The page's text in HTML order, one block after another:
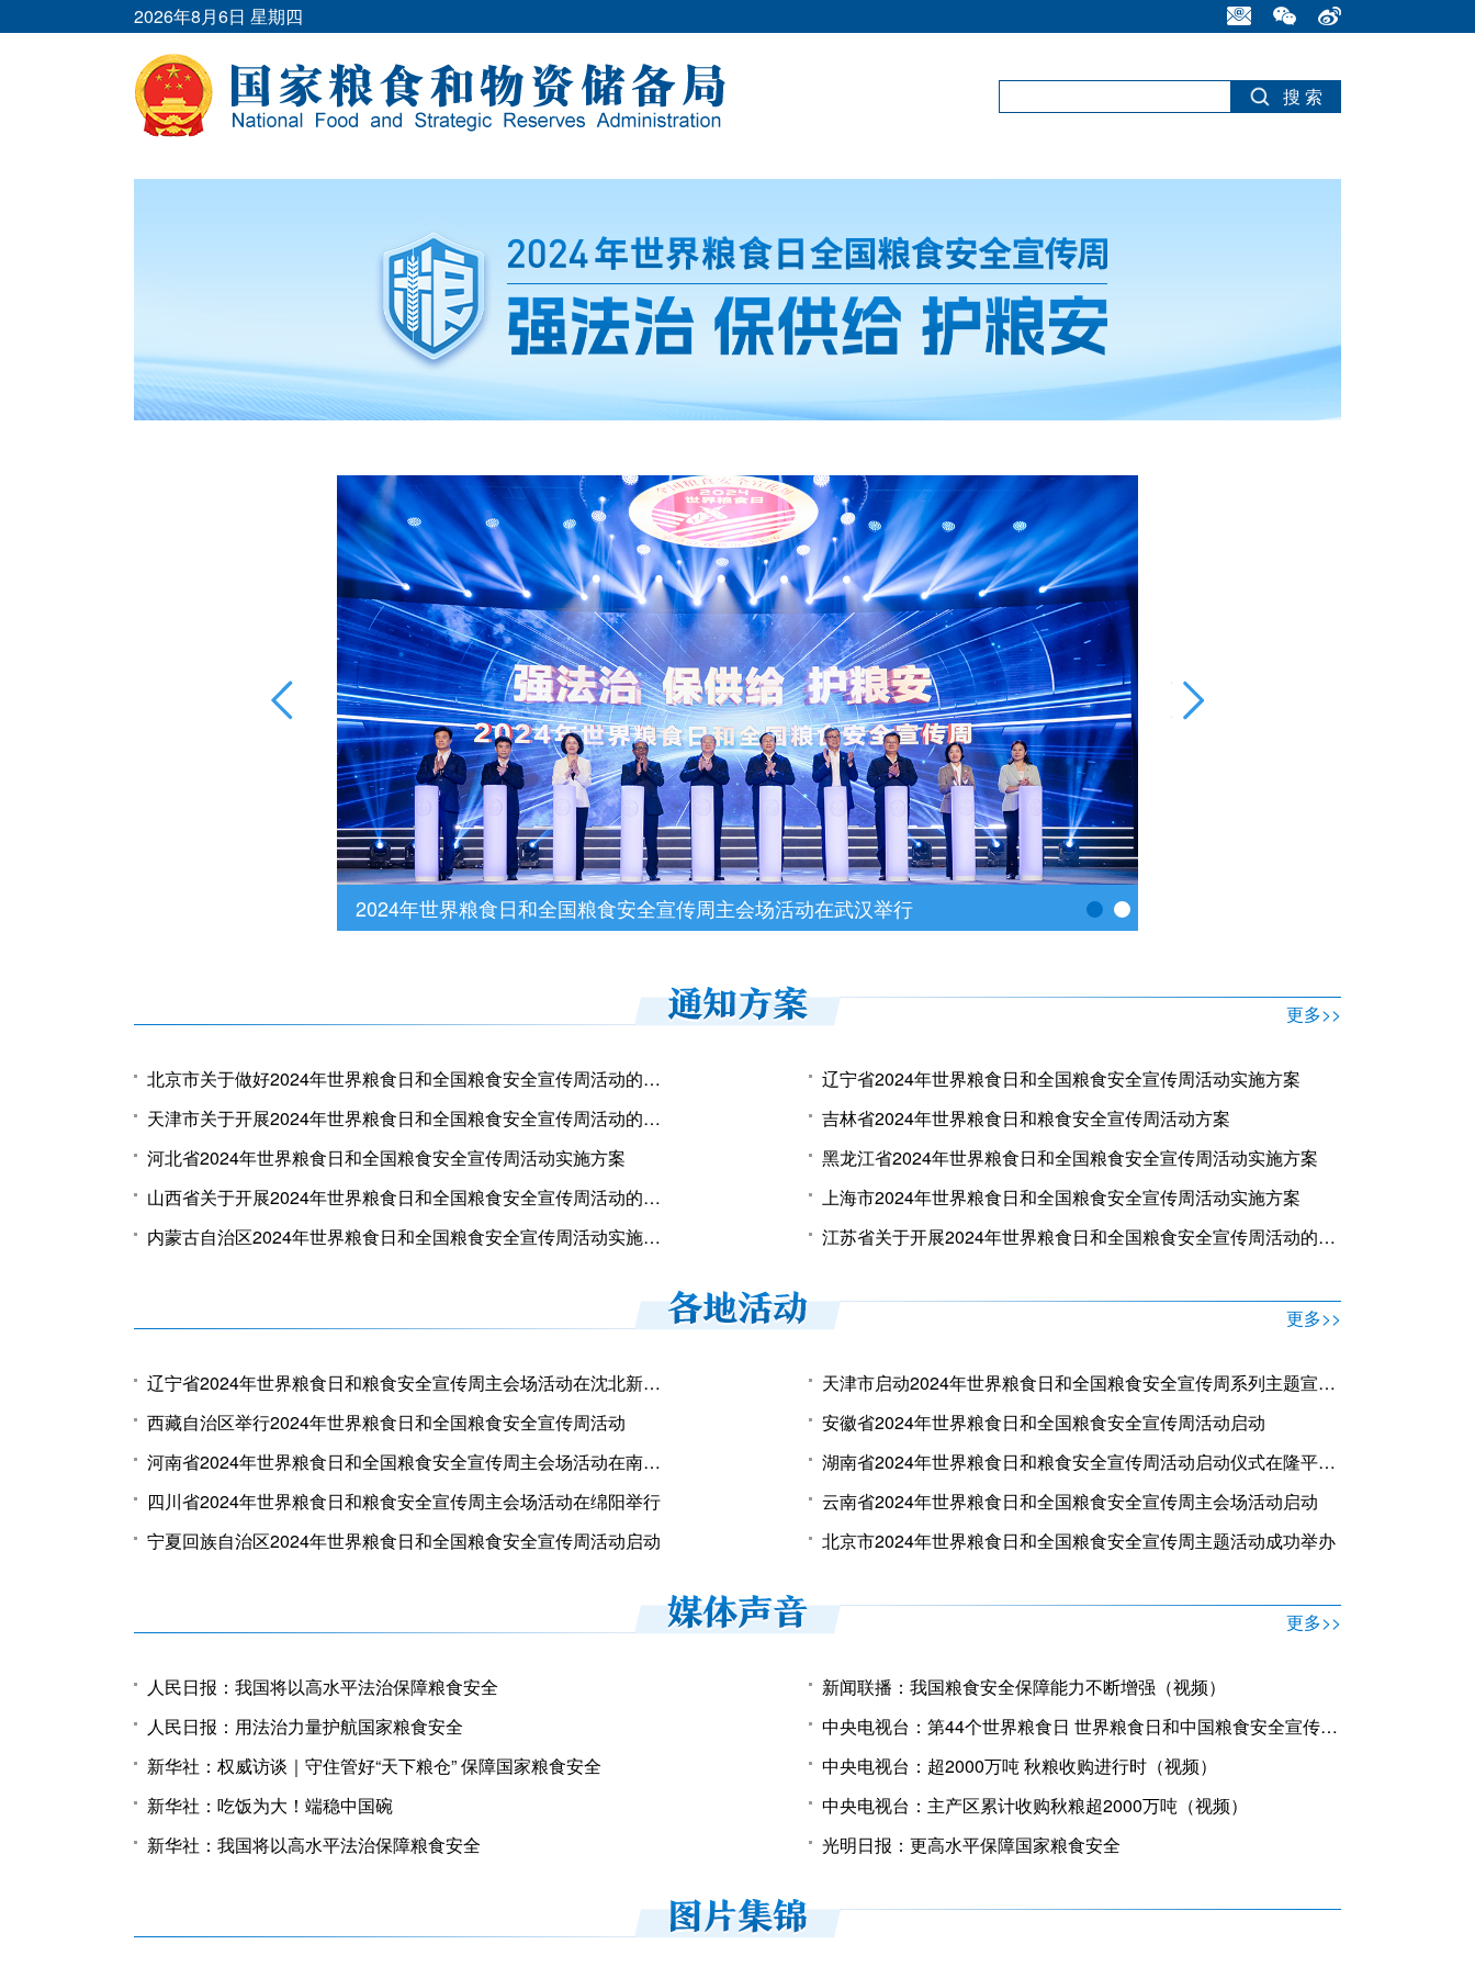
2026年8月6日 星期四
2024年世界粮食日和全国粮食安全宣传周主会场活动在武汉举行
更多>>
北京市关于做好2024年世界粮食日和全国粮食安全宣传周活动的通知
天津市关于开展2024年世界粮食日和全国粮食安全宣传周活动的通知
河北省2024年世界粮食日和全国粮食安全宣传周活动实施方案
山西省关于开展2024年世界粮食日和全国粮食安全宣传周活动的通知
内蒙古自治区2024年世界粮食日和全国粮食安全宣传周活动实施方案
辽宁省2024年世界粮食日和全国粮食安全宣传周活动实施方案
吉林省2024年世界粮食日和粮食安全宣传周活动方案
黑龙江省2024年世界粮食日和全国粮食安全宣传周活动实施方案
上海市2024年世界粮食日和全国粮食安全宣传周活动实施方案
江苏省关于开展2024年世界粮食日和全国粮食安全宣传周活动的通知
更多>>
辽宁省2024年世界粮食日和粮食安全宣传周主会场活动在沈北新区启幕
西藏自治区举行2024年世界粮食日和全国粮食安全宣传周活动
河南省2024年世界粮食日和全国粮食安全宣传周主会场活动在南阳启动
四川省2024年世界粮食日和粮食安全宣传周主会场活动在绵阳举行
宁夏回族自治区2024年世界粮食日和全国粮食安全宣传周活动启动
天津市启动2024年世界粮食日和全国粮食安全宣传周系列主题宣传活动
安徽省2024年世界粮食日和全国粮食安全宣传周活动启动
湖南省2024年世界粮食日和粮食安全宣传周活动启动仪式在隆平水稻博物馆举行
云南省2024年世界粮食日和全国粮食安全宣传周主会场活动启动
北京市2024年世界粮食日和全国粮食安全宣传周主题活动成功举办
更多>>
人民日报：我国将以高水平法治保障粮食安全
人民日报：用法治力量护航国家粮食安全
新华社：权威访谈｜守住管好“天下粮仓” 保障国家粮食安全
新华社：吃饭为大！端稳中国碗
新华社：我国将以高水平法治保障粮食安全
新闻联播：我国粮食安全保障能力不断增强（视频）
中央电视台：第44个世界粮食日 世界粮食日和中国粮食安全宣传周活动在湖北武汉举行（视频）
中央电视台：超2000万吨 秋粮收购进行时（视频）
中央电视台：主产区累计收购秋粮超2000万吨（视频）
光明日报：更高水平保障国家粮食安全